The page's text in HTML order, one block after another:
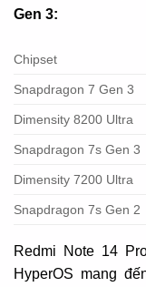
Gen 3:
Chipset
Snapdragon 7 Gen 3
Dimensity 8200 Ultra
Snapdragon 7s Gen 3
Dimensity 7200 Ultra
Snapdragon 7s Gen 2
Redmi Note 14
HyperOS mang